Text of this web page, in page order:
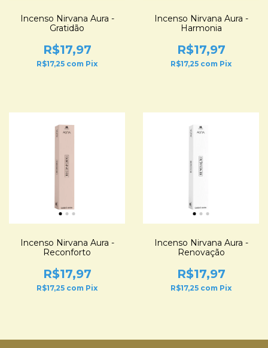
Incenso Nirvana Aura -
Gratidão
R$17,97
R$17,25 com Pix
Incenso Nirvana Aura -
Harmonia
R$17,97
R$17,25 com Pix
Incenso Nirvana Aura -
Reconforto
R$17,97
R$17,25 com Pix
Incenso Nirvana Aura -
Renovação
R$17,97
R$17,25 com Pix